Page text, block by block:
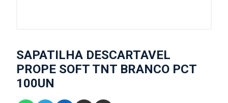
SAPATILHA DESCARTAVEL
PROPE SOFT TNT BRANCO PCT
100UN